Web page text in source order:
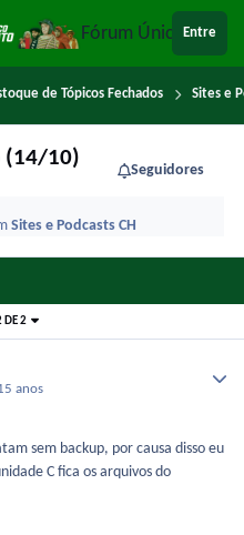
Fórum ÚnicoEntre
de Tópicos Fechados Sites e
(14/10)
Seguidores
Sites e Podcasts CH
DE 2
anos
sem backup, por causa disso eu
C fica os arquivos do